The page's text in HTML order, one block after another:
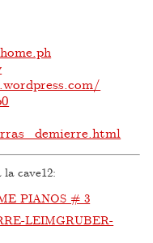
la cave12:
PIANOS # 3
LEIMGRUBER-